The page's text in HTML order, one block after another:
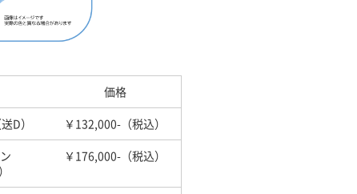
価格
D）
￥132,000-（税込）
￥176,000-（税込）